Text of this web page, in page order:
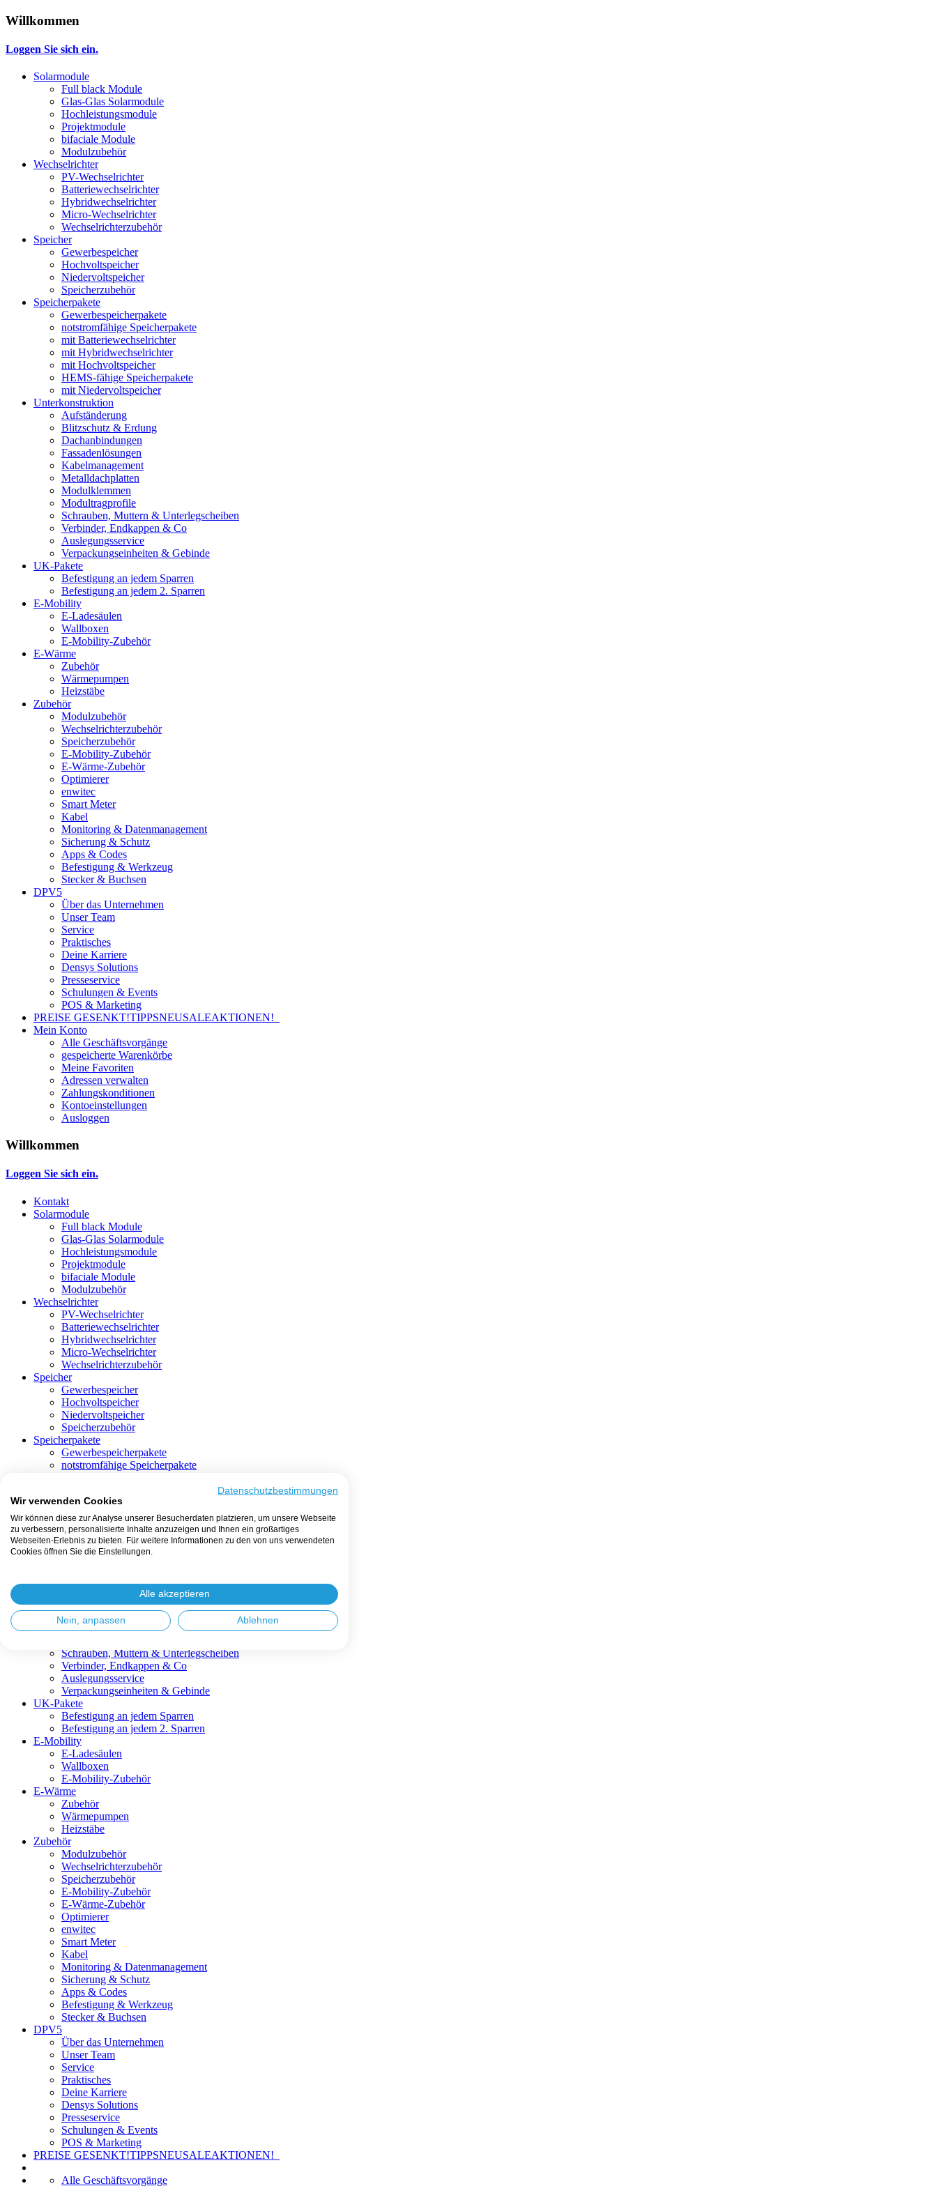
Willkommen
Loggen Sie sich ein.
Solarmodule
Full black Module
Glas-Glas Solarmodule
Hochleistungsmodule
Projektmodule
bifaciale Module
Modulzubehör
Wechselrichter
PV-Wechselrichter
Batteriewechselrichter
Hybridwechselrichter
Micro-Wechselrichter
Wechselrichterzubehör
Speicher
Gewerbespeicher
Hochvoltspeicher
Niedervoltspeicher
Speicherzubehör
Speicherpakete
Gewerbespeicherpakete
notstromfähige Speicherpakete
mit Batteriewechselrichter
mit Hybridwechselrichter
mit Hochvoltspeicher
HEMS-fähige Speicherpakete
mit Niedervoltspeicher
Unterkonstruktion
Aufständerung
Blitzschutz & Erdung
Dachanbindungen
Fassadenlösungen
Kabelmanagement
Metalldachplatten
Modulklemmen
Modultragprofile
Schrauben, Muttern & Unterlegscheiben
Verbinder, Endkappen & Co
Auslegungsservice
Verpackungseinheiten & Gebinde
UK-Pakete
Befestigung an jedem Sparren
Befestigung an jedem 2. Sparren
E-Mobility
E-Ladesäulen
Wallboxen
E-Mobility-Zubehör
E-Wärme
Zubehör
Wärmepumpen
Heizstäbe
Zubehör
Modulzubehör
Wechselrichterzubehör
Speicherzubehör
E-Mobility-Zubehör
E-Wärme-Zubehör
Optimierer
enwitec
Smart Meter
Kabel
Monitoring & Datenmanagement
Sicherung & Schutz
Apps & Codes
Befestigung & Werkzeug
Stecker & Buchsen
DPV5
Über das Unternehmen
Unser Team
Service
Praktisches
Deine Karriere
Densys Solutions
Presseservice
Schulungen & Events
POS & Marketing
PREISE GESENKT!TIPPSNEUSALEAKTIONEN!
Mein Konto
Alle Geschäftsvorgänge
gespeicherte Warenkörbe
Meine Favoriten
Adressen verwalten
Zahlungskonditionen
Kontoeinstellungen
Ausloggen
Willkommen
Loggen Sie sich ein.
Kontakt
Solarmodule
Full black Module
Glas-Glas Solarmodule
Hochleistungsmodule
Projektmodule
bifaciale Module
Modulzubehör
Wechselrichter
PV-Wechselrichter
Batteriewechselrichter
Hybridwechselrichter
Micro-Wechselrichter
Wechselrichterzubehör
Speicher
Gewerbespeicher
Hochvoltspeicher
Niedervoltspeicher
Speicherzubehör
Speicherpakete
Gewerbespeicherpakete
notstromfähige Speicherpakete
mit Hochvoltspeicher
HEMS-fähige Speicherpakete
mit Niedervoltspeicher
Unterkonstruktion
Aufständerung
Fassadenlösungen
Kabelmanagement
Metalldachplatten
Modulklemmen
Schrauben, Muttern & Unterlegscheiben
Verbinder, Endkappen & Co
Auslegungsservice
Verpackungseinheiten & Gebinde
UK-Pakete
Befestigung an jedem Sparren
Befestigung an jedem 2. Sparren
E-Mobility
E-Ladesäulen
Wallboxen
E-Mobility-Zubehör
E-Wärme
Zubehör
Wärmepumpen
Heizstäbe
Zubehör
Modulzubehör
Wechselrichterzubehör
Speicherzubehör
E-Mobility-Zubehör
E-Wärme-Zubehör
Optimierer
enwitec
Smart Meter
Kabel
Monitoring & Datenmanagement
Sicherung & Schutz
Apps & Codes
Befestigung & Werkzeug
Stecker & Buchsen
DPV5
Über das Unternehmen
Unser Team
Service
Praktisches
Deine Karriere
Densys Solutions
Presseservice
Schulungen & Events
POS & Marketing
PREISE GESENKT!TIPPSNEUSALEAKTIONEN!
Alle Geschäftsvorgänge
Datenschutzbestimmungen
Wir verwenden Cookies
Wir können diese zur Analyse unserer Besucherdaten platzieren, um unsere Webseite
zu verbessern, personalisierte Inhalte anzuzeigen und Ihnen ein großartiges
Webseiten-Erlebnis zu bieten. Für weitere Informationen zu den von uns verwendeten
Cookies öffnen Sie die Einstellungen.
Alle akzeptieren
Nein, anpassen Ablehnen